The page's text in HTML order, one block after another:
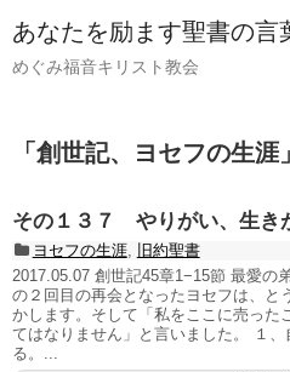
あなたを励ます聖書の言
めぐみ福音キリスト教会
「 創世記、ヨセフの生涯 」
その１３７ やりがい、生き
ヨセフの生涯,
旧約聖書
2017.05.07 創世記45章1−15節 最愛の
の２回目の再会となったヨセフは、と
かします。そして「私をここに売った
てはなりません」と言いました。 １
る。...